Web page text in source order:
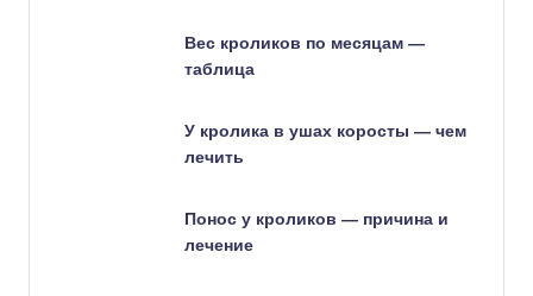
Вес кроликов по месяцам —
таблица
У кролика в ушах коросты — чем
лечить
Понос у кроликов — причина и
лечение